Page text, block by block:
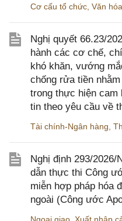
Cơ cấu tổ chức Văn
Nghị quyết 66.23/
hành các cơ chế,
khó khăn, vướng
chống rửa tiền
trong thực hiện cam
tin theo yêu cầu về
Tài chính-Ngân hàng
Nghị định 293/
dẫn thực thi Công
miễn hợp pháp hóa
ngoài (Công ước
Ngoại giao Xuất nhập